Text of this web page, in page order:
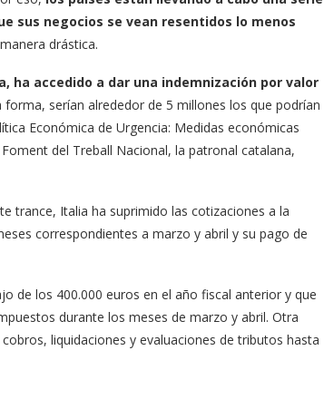
sus negocios se vean resentidos lo menos
drástica.
ha accedido a dar una indemnización por valor
forma, serían alrededor de 5 millones los que podrían
Económica de Urgencia: Medidas económicas
del Treball Nacional, la patronal catalana,
trance, Italia ha suprimido las cotizaciones a la
correspondientes a marzo y abril y su pago de
de los 400.000 euros en el año fiscal anterior y que
durante los meses de marzo y abril. Otra
liquidaciones y evaluaciones de tributos hasta